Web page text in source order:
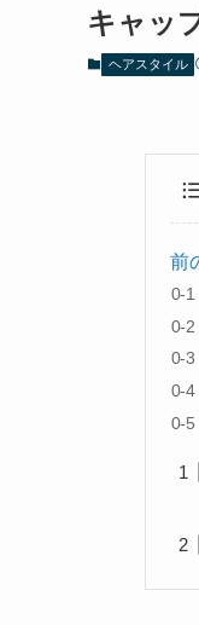
キャッ
ヘアスタイル
前